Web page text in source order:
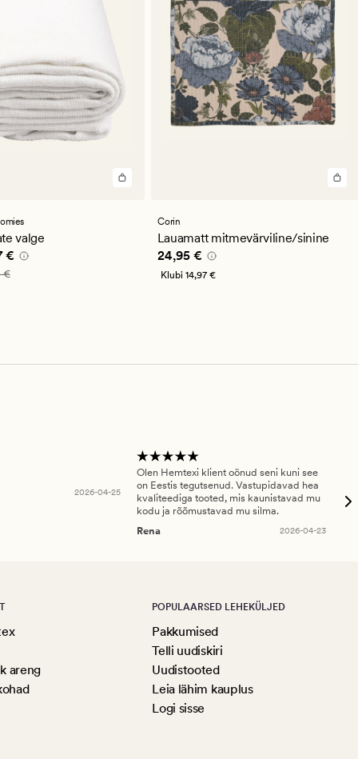
valge
pris_ee
€
€
Corin
Lauamatt mitmevärviline/sinine
Pris_ee 24,95 €
24,95 €
Klubi 14,97 €
2026-04-25
Olen Hemtexi klient oönud seni kuni see
on Eestis tegutsenud. Vastupidavad hea
kvaliteediga tooted, mis kaunistavad mu
kodu ja rõõmustavad mu silma.
Rena
2026-04-23
areng
POPULAARSED LEHEKÜLJED
Pakkumised
Telli uudiskiri
Uudistooted
Leia lähim kauplus
Logi sisse